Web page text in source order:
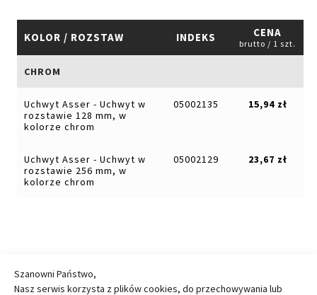
Szanowni Państwo,
Nasz serwis korzysta z plików cookies, do przechowywania lub
KOLOR / ROZSTAW INDEKS CENA
brutto / 1 szt.
CHROM
Uchwyt Asser - Uchwyt w
rozstawie 128 mm, w
kolorze chrom
05002135 15,94 zł
Uchwyt Asser - Uchwyt w
rozstawie 256 mm, w
kolorze chrom
05002129 23,67 zł
O dostępność produktu pytaj w najbliższym oddziale JUAN
Przedstawiona oferta cenowa ma charakter informacyjny, nie stanowi oferty